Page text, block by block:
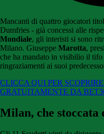
Mancanti di quattro giocatori
Dumfries - già concessi alle
Mondiale, gli interisti si sono
Milano. Giuseppe Marotta,
che ha mandato in visibilio il
ringraziamenti ai suoi
CLICCA QUI PER
GRATUITAMENTE DA
Milan, che